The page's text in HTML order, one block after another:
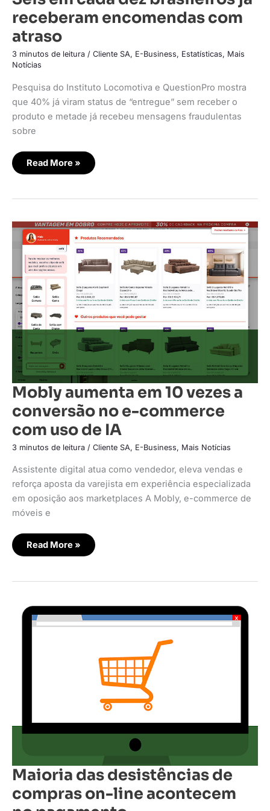
receberam encomendas com
atraso
3 minutos de leitura / Cliente SA, E-Business, Estatísticas, Mais
Notícias
Pesquisa do Instituto Locomotiva e QuestionPro mostra
que 40% já viram status de “entregue” sem receber o
produto e metade já recebeu mensagens fraudulentas
sobre
Read More »
Mobly aumenta em 10 vezes a
conversão no e-commerce
com uso de IA
3 minutos de leitura / Cliente SA, E-Business, Mais Notícias
Assistente digital atua como vendedor, eleva vendas e
reforça aposta da varejista em experiência especializada
em oposição aos marketplaces A Mobly, e-commerce de
móveis e
Mobly
aumenta
em
vezes
a
conversão
no
e-
commerce
com
uso
de
Read More »
Maioria das desistências de
compras on-line acontecem
Maioria
das
desistências